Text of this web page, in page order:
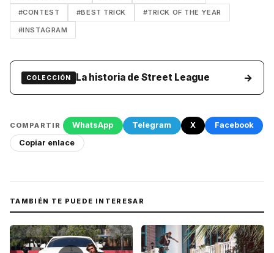
#CONTEST #BEST TRICK #TRICK OF THE YEAR
#INSTAGRAM
COLECCIÓN La historia de Street League →
COMPARTIR WhatsApp Telegram X
Facebook
Copiar enlace
TAMBIÉN TE PUEDE INTERESAR